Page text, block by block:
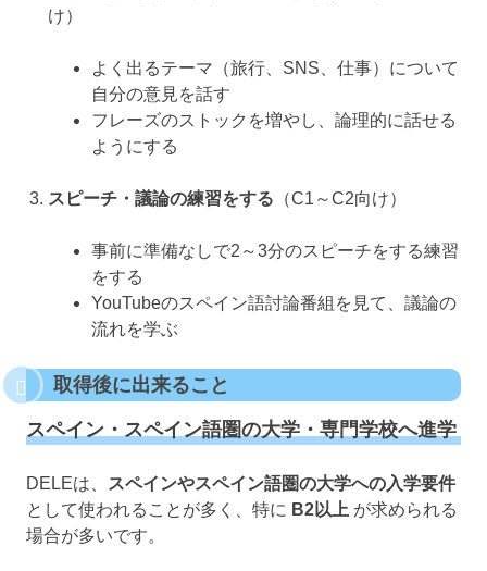
け）
よく出るテーマ（旅行、SNS、仕事）について
自分の意見を話す
フレーズのストックを増やし、論理的に話せる
ようにする
スピーチ・議論の練習をする （C1～C2向け）
事前に準備なしで2～3分のスピーチをする練習
をする
YouTubeのスペイン語討論番組を見て、議論の
流れを学ぶ
取得後に出来ること
スペイン・スペイン語圏の大学・専門学校へ進学
DELEは、
スペインやスペイン語圏の大学への入学要件
として使われることが多く、特に B2以上 が求められる
場合が多いです。